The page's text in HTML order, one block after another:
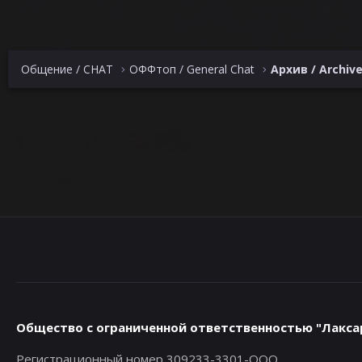
Общение / CHAT ОФФтоп / General Chat Архив /
Общество с ограниченной ответственностью
Регистрационный номер 309233-3301-ООО